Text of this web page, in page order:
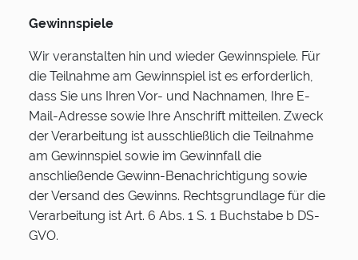
Gewinnspiele
Wir veranstalten hin und wieder Gewinnspiele. Für
die Teilnahme am Gewinnspiel ist es erforderlich,
dass Sie uns Ihren Vor- und Nachnamen, Ihre E-
Mail-Adresse sowie Ihre Anschrift mitteilen. Zweck
der Verarbeitung ist ausschließlich die Teilnahme
am Gewinnspiel sowie im Gewinnfall die
anschließende Gewinn-Benachrichtigung sowie
der Versand des Gewinns. Rechtsgrundlage für die
Verarbeitung ist Art. 6 Abs. 1 S. 1 Buchstabe b DS-
GVO.